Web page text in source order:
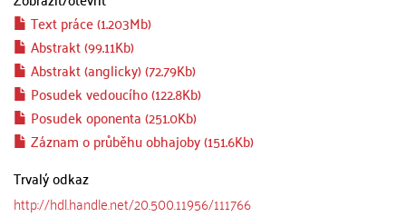
Text práce (1.203Mb)
Abstrakt (99.11Kb)
Abstrakt (anglicky) (72.79Kb)
Posudek vedoucího (122.8Kb)
Posudek oponenta (251.0Kb)
Záznam o průběhu obhajoby (151.6Kb)
Trvalý odkaz
http://hdl.handle.net/20.500.11956/111766